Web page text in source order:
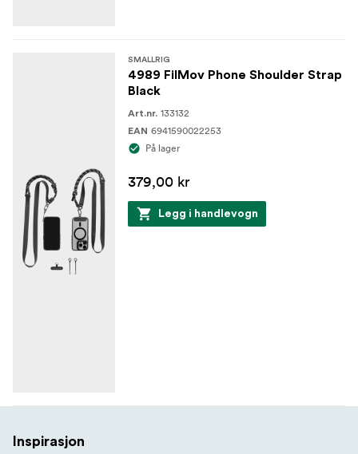
SMALLRIG
4989 FilMov Phone Shoulder Strap
Black
Art.nr. 133132
EAN 6941590022253
På lager
379,00 kr
Legg i handlevogn
Inspirasjon